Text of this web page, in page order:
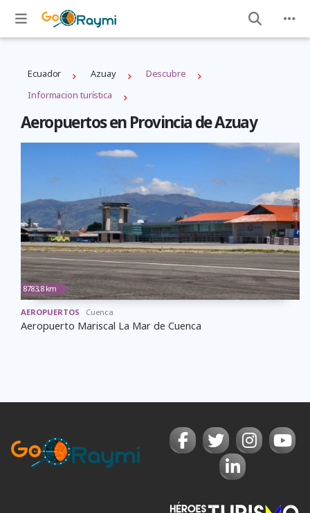
Ecuador Azuay
Descubre
Informacion turística
Aeropuertos en Provincia de Azuay
8783,8 km
AEROPUERTOS Cuenca
Aeropuerto Mariscal La Mar de Cuenca